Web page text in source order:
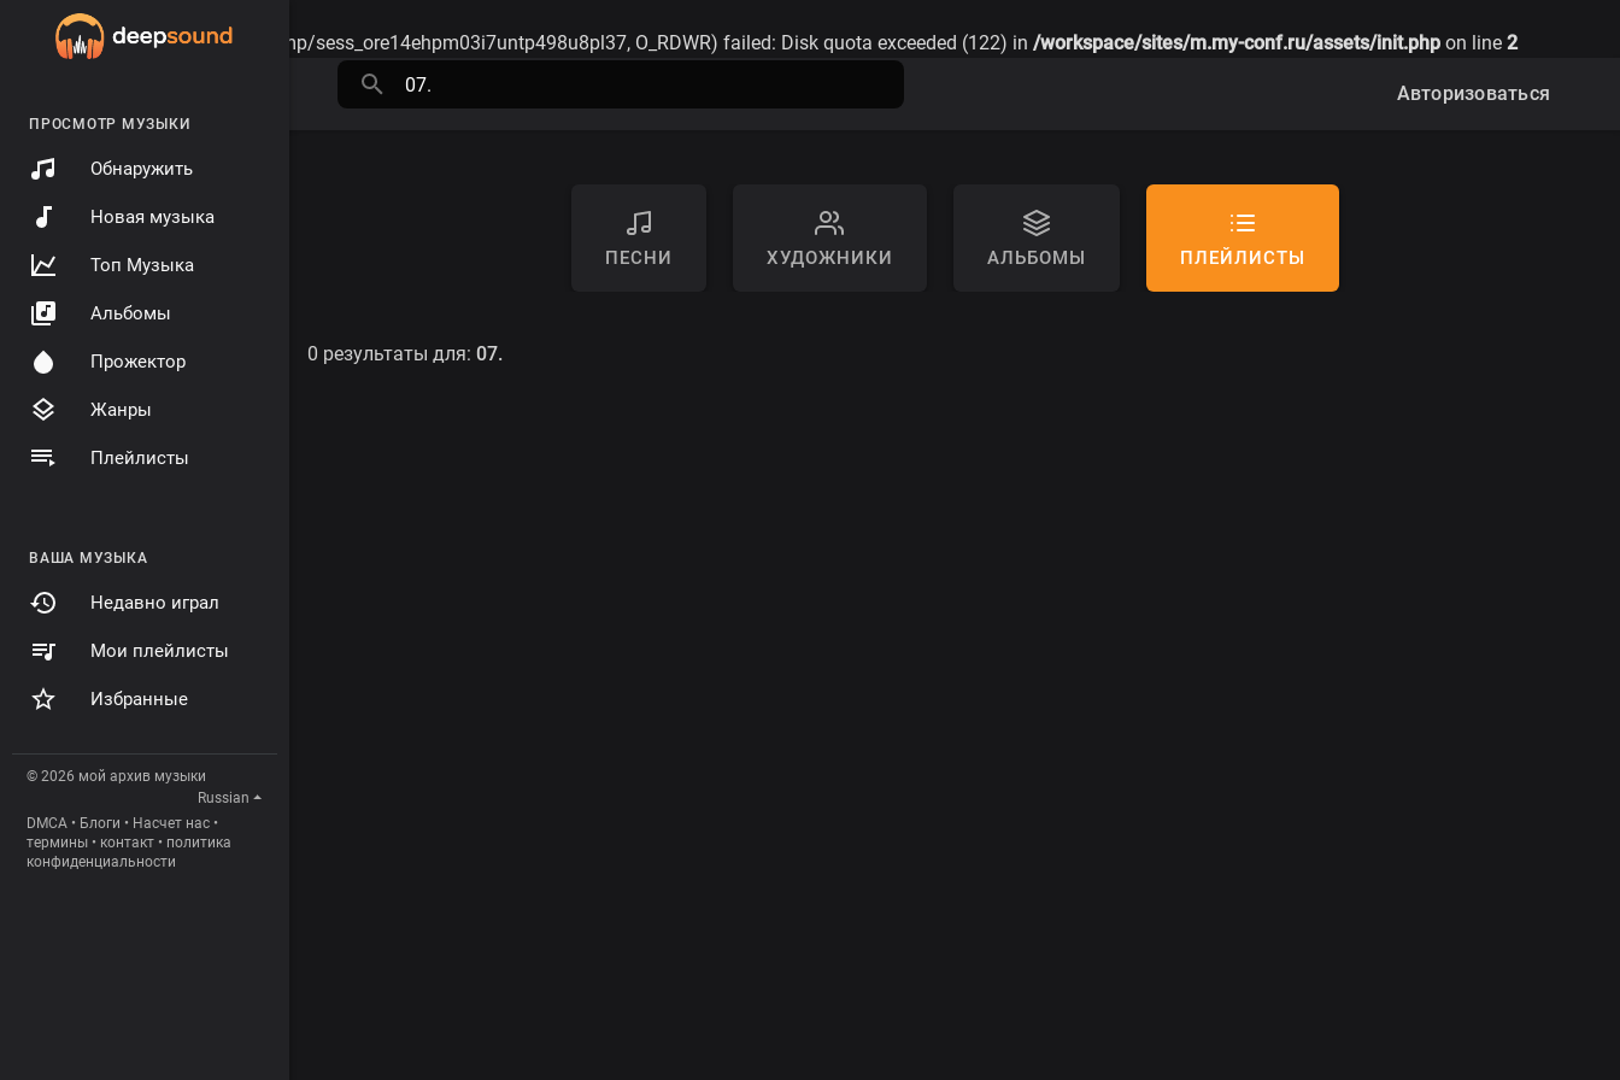
Warning: session_start(): open(/tmp/sess_ore14ehpm03i7untp498u8pl37, O_RDWR) failed: Disk quota exceeded (122) in /workspace/sites/m.my-conf.ru/assets/init.php on line 2
ПРОСМОТР МУЗЫКИ
Обнаружить
Новая музыка
Топ Музыка
Альбомы
Прожектор
Жанры
Плейлисты
ВАША МУЗЫКА
Недавно играл
Мои плейлисты
Избранные
© 2026 мой архив музыки
Russian
DMCA • Блоги • Насчет нас •
термины • контакт • политика
конфиденциальности
Авторизоваться
ПЕСНИ ХУДОЖНИКИ АЛЬБОМЫ ПЛЕЙЛИСТЫ
0 результаты для: 07.